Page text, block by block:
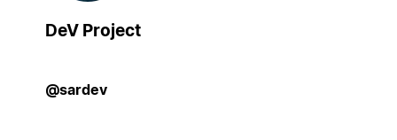
DeV Project
@sardev